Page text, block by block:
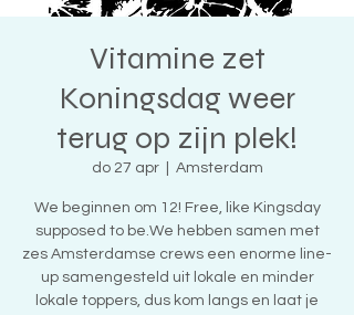
Vitamine zet
Koningsdag weer
terug op zijn plek!
do 27 apr
  |
Amsterdam
We beginnen om 12! Free, like Kingsday
supposed to be.We hebben samen met
zes Amsterdamse crews een enorme line-
up samengesteld uit lokale en minder
lokale toppers, dus kom langs en laat je